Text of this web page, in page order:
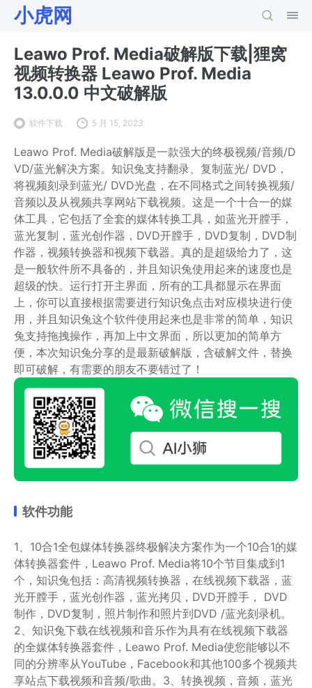
小虎网
Leawo Prof. Media破解版下载|狸窝
视频转换器 Leawo Prof. Media
13.0.0.0 中文破解版
软件下载 5 月 15, 2023
Leawo Prof. Media破解版是一款强大的终极视频/音频/D
VD/蓝光解决方案。知识兔支持翻录、复制蓝光/ DVD，
将视频刻录到蓝光/ DVD光盘，在不同格式之间转换视频/
音频以及从视频共享网站下载视频。这是一个十合一的媒
体工具，它包括了全套的媒体转换工具，如蓝光开膛手，
蓝光复制，蓝光创作器，DVD开膛手，DVD复制，DVD制
作器，视频转换器和视频下载器。真的是超级给力了，这
是一般软件所不具备的，并且知识兔使用起来的速度也是
超级的快。运行打开主界面，所有的工具都显示在界面
上，你可以直接根据需要进行知识兔点击对应模块进行使
用，并且知识兔这个软件使用起来也是非常的简单，知识
兔支持拖拽操作，再加上中文界面，所以更加的简单方
便，本次知识兔分享的是最新破解版，含破解文件，替换
即可破解，有需要的朋友不要错过了！
软件功能
1、10合1全包媒体转换器终极解决方案作为一个10合1的媒
体转换器套件，Leawo Prof. Media将10个节目集成到1
个，知识兔包括：高清视频转换器，在线视频下载器，蓝
光开膛手，蓝光创作器，蓝光拷贝，DVD开膛手， DVD
制作，DVD复制，照片制作和照片到DVD /蓝光刻录机。
2、知识兔下载在线视频和音乐作为具有在线视频下载器
的全媒体转换器套件，Leawo Prof. Media使您能够以不
同的分辨率从YouTube，Facebook和其他100多个视频共
享站点下载视频和音频/歌曲。3、转换视频，音频，蓝光